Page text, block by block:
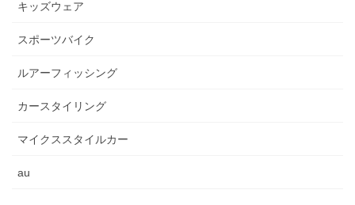
キッズウェア
スポーツバイク
ルアーフィッシング
カースタイリング
マイクススタイルカー
au